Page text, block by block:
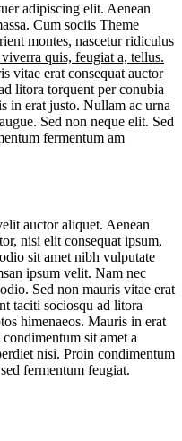
adipiscing elit. Aenean
Cum sociis Theme
montes, nascetur ridiculus
quis, feugiat a, tellus.
vitae erat consequat auctor
litora torquent per conubia
in erat justo. Nullam ac urna
Sed non neque elit. Sed
fermentum am
auctor aliquet. Aenean
nisi elit consequat ipsum,
sit amet nibh vulputate
ipsum velit. Nam nec
Sed non mauris vitae erat
taciti sociosqu ad litora
himenaeos. Mauris in erat
sit amet a
nisi. Proin condimentum
fermentum feugiat.